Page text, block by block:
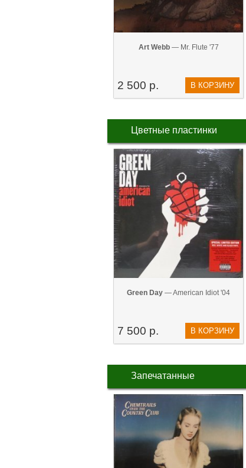
Art Webb— Mr. Flute '77
2 500 р. В КОРЗИНУ
Цветные пластинки
Green Day — American Idiot '04
7 500 р. В КОРЗИНУ
Запечатанные